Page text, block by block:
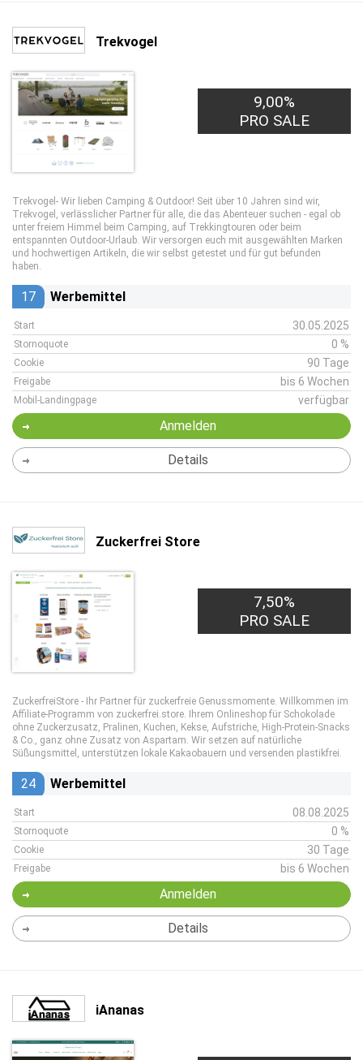
Trekvogel
9,00%
PRO SALE
Trekvogel- Wir lieben Camping & Outdoor! Seit über 10 Jahren sind wir,
Trekvogel, verlässlicher Partner für alle, die das Abenteuer suchen - egal ob
unter freiem Himmel beim Camping, auf Trekkingtouren oder beim
entspannten Outdoor-Urlaub. Wir versorgen euch mit ausgewählten Marken
und hochwertigen Artikeln, die wir selbst getestet und für gut befunden
haben.
17 Werbemittel
Start 30.05.2025
Stornoquote 0 %
Cookie 90 Tage
Freigabe bis 6 Wochen
Mobil-Landingpage verfügbar
Anmelden
Details
Zuckerfrei Store
7,50%
PRO SALE
ZuckerfreiStore - Ihr Partner für zuckerfreie Genussmomente. Willkommen im
Affiliate-Programm von zuckerfrei.store. Ihrem Onlineshop für Schokolade
ohne Zuckerzusatz, Pralinen, Kuchen, Kekse, Aufstriche, High-Protein-Snacks
& Co., ganz ohne Zusatz von Aspartam. Wir setzen auf natürliche
Süßungsmittel, unterstützen lokale Kakaobauern und versenden plastikfrei.
24 Werbemittel
Start 08.08.2025
Stornoquote 0 %
Cookie 30 Tage
Freigabe bis 6 Wochen
Anmelden
Details
iAnanas